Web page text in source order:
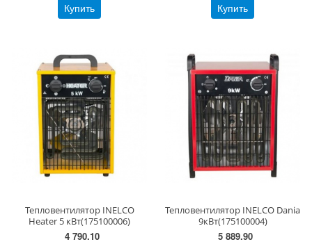
Купить Купить
Тепловентилятор INELCO
Heater 5 кВт(175100006)
4 790.10
Тепловентилятор INELCO Dania
9кВт(175100004)
5 889.90